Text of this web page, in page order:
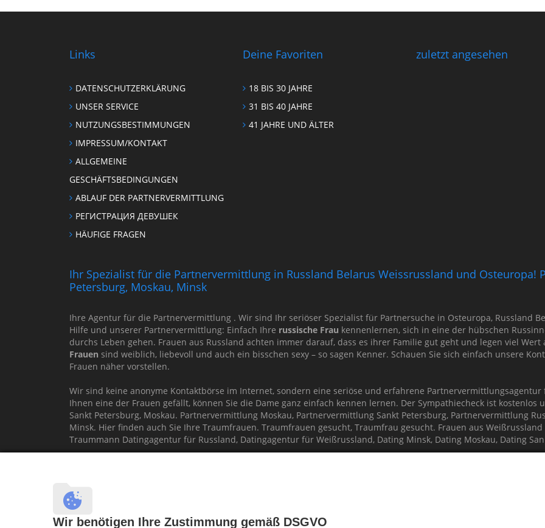
Links
DATENSCHUTZERKLÄRUNG
UNSER SERVICE
NUTZUNGSBESTIMMUNGEN
IMPRESSUM/KONTAKT
ALLGEMEINE
GESCHÄFTSBEDINGUNGEN
ABLAUF DER PARTNERVERMITTLUNG
РЕГИСТРАЦИЯ ДЕВУШЕК
HÄUFIGE FRAGEN
Deine Favoriten
18 BIS 30 JAHRE
31 BIS 40 JAHRE
41 JAHRE UND ÄLTER
zuletzt angesehen
Ihr Spezialist für die Partnervermittlung in Russland Belarus Weissrussland und Osteuropa!
Petersburg, Moskau, Minsk
Ihre Agentur für die Partnervermittlung . Wir sind Ihr seriöser Spezialist für Partnersuche in Osteuropa, Russland
Hilfe und unserer Partnervermittlung: Einfach Ihre russische Frau kennenlernen, sich in eine der hübschen
durchs Leben gehen. Frauen aus Russland achten immer darauf, dass es ihrer Familie gut geht und legen viel
Frauen sind weiblich, liebevoll und auch ein bisschen sexy – so sagen Kenner. Schauen Sie sich einfach unsere
Frauen näher vorstellen.
Wir sind keine anonyme Kontaktbörse im Internet, sondern eine seriöse und erfahrene
Ihnen eine der Frauen gefällt, können Sie die Dame ganz einfach kennen lernen. Der Sympathiecheck ist
Sankt Petersburg, Moskau. Partnervermittlung Moskau, Partnervermittlung Sankt Petersburg, Partnervermittlung
Minsk. Hier finden auch Sie Ihre Traumfrauen. Traumfrauen gesucht, Traumfrau gesucht. Frauen aus
Traummann Datingagentur für Russland, Datingagentur für Weißrussland, Dating Minsk, Dating Moskau, Dating
Traumfrau gesucht, Traumfrauen gesucht, Partnervermittlung Russland, Partnervermittlung Moskau
Partnervermittlung Sankt Petersburg, Russische Frauen, Frauen aus Russland, Russische Frauen
Partnervermittlung Belarus Weißrussland, Partnervermittlung Minsk, Traumfrau aus Belarus Weißrussland
Wir benötigen Ihre Zustimmung gemäß DSGVO